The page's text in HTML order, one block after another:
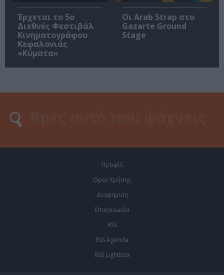
Έρχεται το 5ο
Διεθνές Φεστιβάλ
Κινηματογράφου
Κεφαλονιάς
«Κύματα»
Οι Arab Strap στο
Gazarte Ground
Stage
Προφίλ
Οροι Χρήσης
Διαφήμιση
Επικοινωνία
RSS
RSS Agenda
RSS Lightbox